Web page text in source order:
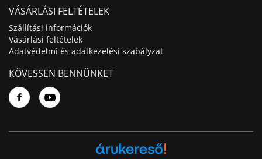
VÁSÁRLÁSI FELTÉTELEK
Szállítási információk
Vásárlási feltételek
Adatvédelmi és adatkezelési szabályzat
KÖVESSEN BENNÜNKET